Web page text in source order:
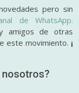
pero sin
de WhatsApp.
amigos de otras
este movimiento. ¡